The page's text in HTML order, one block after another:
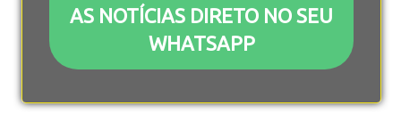
AS NOTÍCIAS DIRETO NO SEU
WHATSAPP